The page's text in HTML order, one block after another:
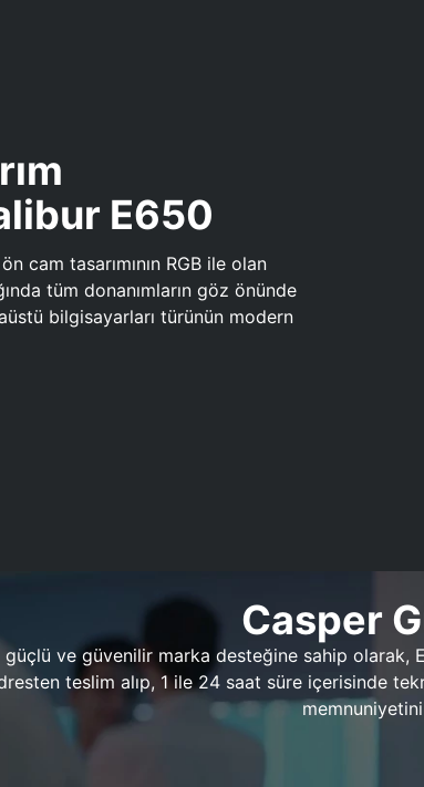
E650
cam tasarımının RGB ile olan
tüm donanımların göz önünde
bilgisayarları türünün modern
Casper
ve güvenilir marka desteğine sahip
teslim alıp, 1 ile 24 saat süre içerisinde